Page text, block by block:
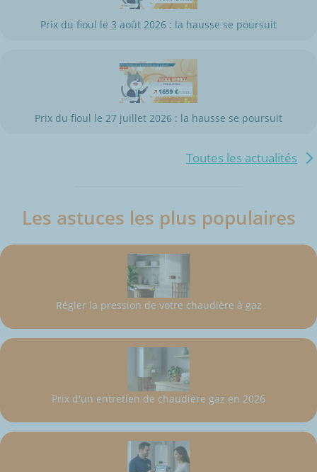
Prix du fioul le 3 août 2026 : la hausse se poursuit
Prix du fioul le 27 juillet 2026 : la hausse se poursuit
Toutes les actualités
Les astuces les plus populaires
Régler la pression de votre chaudière à gaz
Prix d'un entretien de chaudière gaz en 2026